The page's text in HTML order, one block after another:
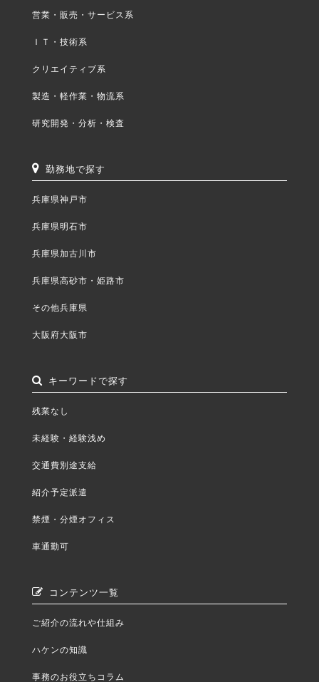
営業・販売・サービス系
ＩＴ・技術系
クリエイティブ系
製造・軽作業・物流系
研究開発・分析・検査
勤務地で探す
兵庫県神戸市
兵庫県明石市
兵庫県加古川市
兵庫県高砂市・姫路市
その他兵庫県
大阪府大阪市
キーワードで探す
残業なし
未経験・経験浅め
交通費別途支給
紹介予定派遣
禁煙・分煙オフィス
車通勤可
コンテンツ一覧
ご紹介の流れや仕組み
ハケンの知識
事務のお役立ちコラム